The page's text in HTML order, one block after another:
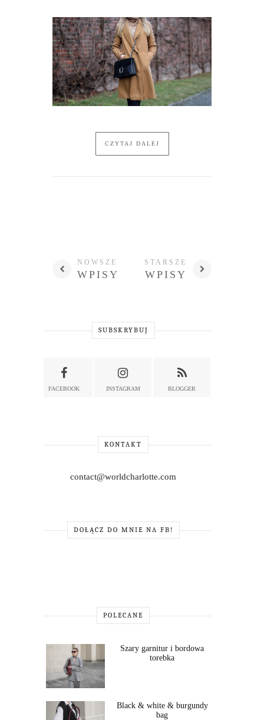
CZYTAJ DALEJ
NOWSZE
WPISY
STARSZE
WPISY
SUBSKRYBUJ
FACEBOOK INSTAGRAM BLOGGER
KONTAKT
contact@worldcharlotte.com
DOŁĄCZ DO MNIE NA FB!
POLECANE
Szary garnitur i bordowa
torebka
Black & white & burgundy
bag